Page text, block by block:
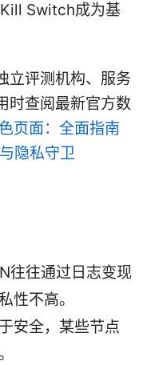
Switch成为基
立评测机构、服务
时查阅最新官方数
页面：全面指南
隐私守卫
往往通过日志变现
性不高。
安全，某些节点